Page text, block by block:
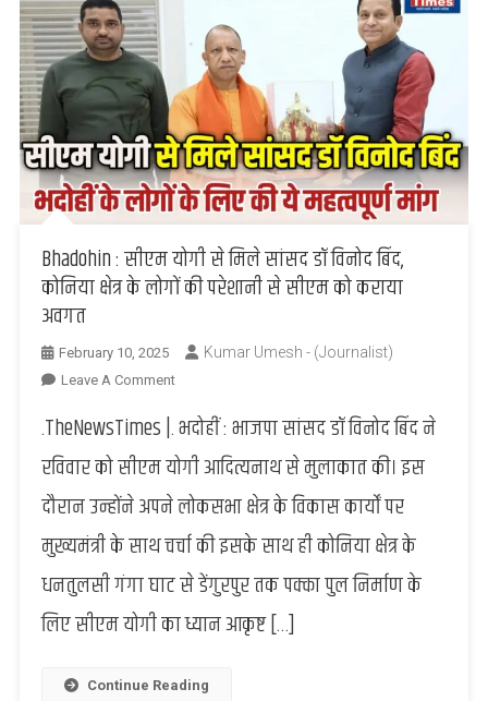
Bhadohin : सीएम योगी से मिले सांसद डॉ विनोद बिंद,
कोनिया क्षेत्र के लोगों की परेशानी से सीएम को कराया
अवगत
February 10, 2025 Kumar Umesh - (Journalist)
Leave A CommentOn
सीएम
योगी
से
सांसद
डॉ
बिंद,
क्षेत्र
.TheNewsTimes |. भदोहीं : भाजपा सांसद डॉ विनोद बिंद ने
रविवार को सीएम योगी आदित्यनाथ से मुलाकात की। इस
दौरान उन्होंने अपने लोकसभा क्षेत्र के विकास कार्यों पर
मुख्यमंत्री के साथ चर्चा की इसके साथ ही कोनिया क्षेत्र के
धनतुलसी गंगा घाट से डेंगुरपुर तक पक्का पुल निर्माण के
लिए सीएम योगी का ध्यान आकृष्ट […]
Continue Reading